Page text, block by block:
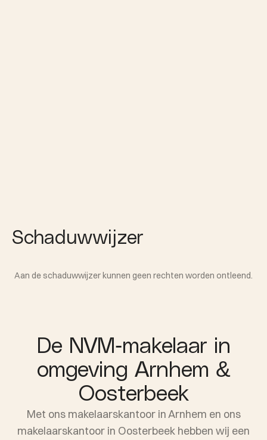
Schaduwwijzer
Aan de schaduwwijzer kunnen geen rechten worden ontleend.
De NVM-makelaar in
omgeving Arnhem &
Oosterbeek
Met ons makelaarskantoor in Arnhem en ons
makelaarskantoor in Oosterbeek hebben wij een